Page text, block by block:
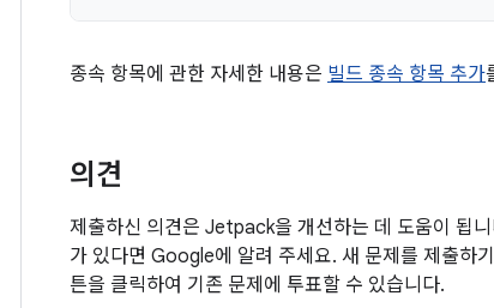
종속 항목에 관한 자세한 내용은 빌드 종속 항목 추가
의견
제출하신 의견은 Jetpack을 개선하는 데 도움이 됩
가 있다면 Google에 알려 주세요. 새 문제를 제출하
튼을 클릭하여 기존 문제에 투표할 수 있습니다.